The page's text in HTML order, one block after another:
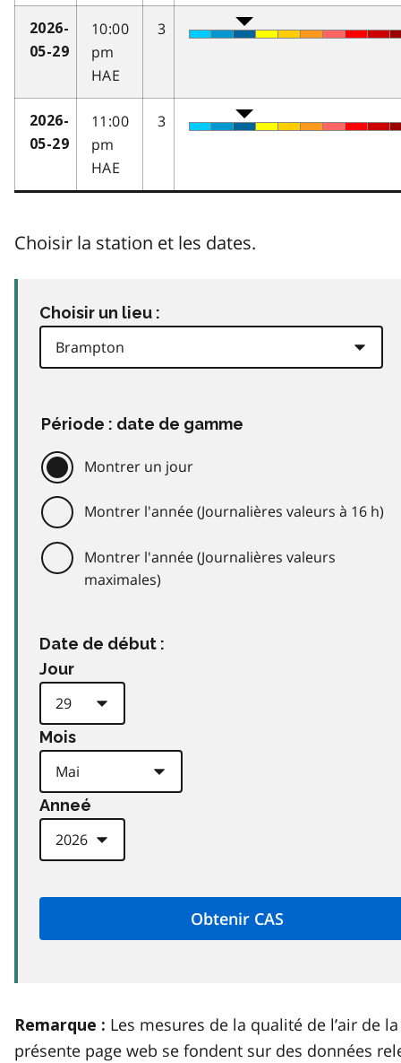
2026-
05-29
10:00
pm
HAE
3
2026-
05-29
11:00
pm
HAE
3
Choisir la station et les dates.
Choisir un lieu :
Période : date de gamme
Montrer un jour
Montrer l'année (Journalières valeurs à 16 h)
Montrer l'année (Journalières valeurs
maximales)
Date de début :
Jour
Mois
Anneé
Remarque : Les mesures de la qualité de l’air de la
présente page web se fondent sur des données